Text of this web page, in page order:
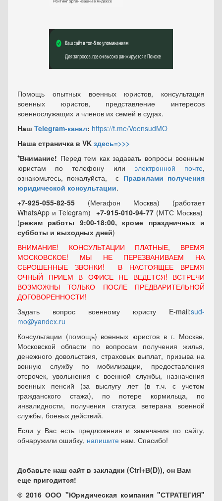
Помощь опытных военных юристов, консультация
военных юристов, представление интересов
военнослужащих и членов их семей в судах.
Наш Telegram-канал: https://t.me/VoensudMO
Наша страничка в VK здесь=>>>
*Внимание! Перед тем как задавать вопросы военным
юристам по телефону или электронной почте,
ознакомьтесь, пожалуйста, с Правилами получения
юридической консультации.
+7-925-055-82-55 (Мегафон Москва) (работает
WhatsApp и Telegram) +7-915-010-94-77 (МТС Москва)
(режим работы 9:00-18:00, кроме праздничных и
субботы и выходных дней)
ВНИМАНИЕ! КОНСУЛЬТАЦИИ ПЛАТНЫЕ, ВРЕМЯ
МОСКОВСКОЕ! МЫ НЕ ПЕРЕЗВАНИВАЕМ НА
СБРОШЕННЫЕ ЗВОНКИ! В НАСТОЯЩЕЕ ВРЕМЯ
ОЧНЫЙ ПРИЕМ В ОФИСЕ НЕ ВЕДЕТСЯ! ВСТРЕЧИ
ВОЗМОЖНЫ ТОЛЬКО ПОСЛЕ ПРЕДВАРИТЕЛЬНОЙ
ДОГОВОРЕННОСТИ!
Задать вопрос военному юристу E-mail:sud-
mo@yandex.ru
Консультации (помощь) военных юристов в г. Москве,
Московской области по вопросам получения жилья,
денежного довольствия, страховых выплат, призыва на
вонную службу по мобилизации, предоставления
отсрочек, увольнения с военной службы, назначения
военных пенсий (за выслугу лет (в т.ч. с учетом
гражданского стажа), по потере кормильца, по
инвалидности, получения статуса ветерана военной
службы, боевых действий.
Если у Вас есть предложения и замечания по сайту,
обнаружили ошибку, напишите нам. Спасибо!
Добавьте наш сайт в закладки (Ctrl+В(D)), он Вам
еще пригодится!
© 2016 ООО "Юридическая компания "СТРАТЕГИЯ"